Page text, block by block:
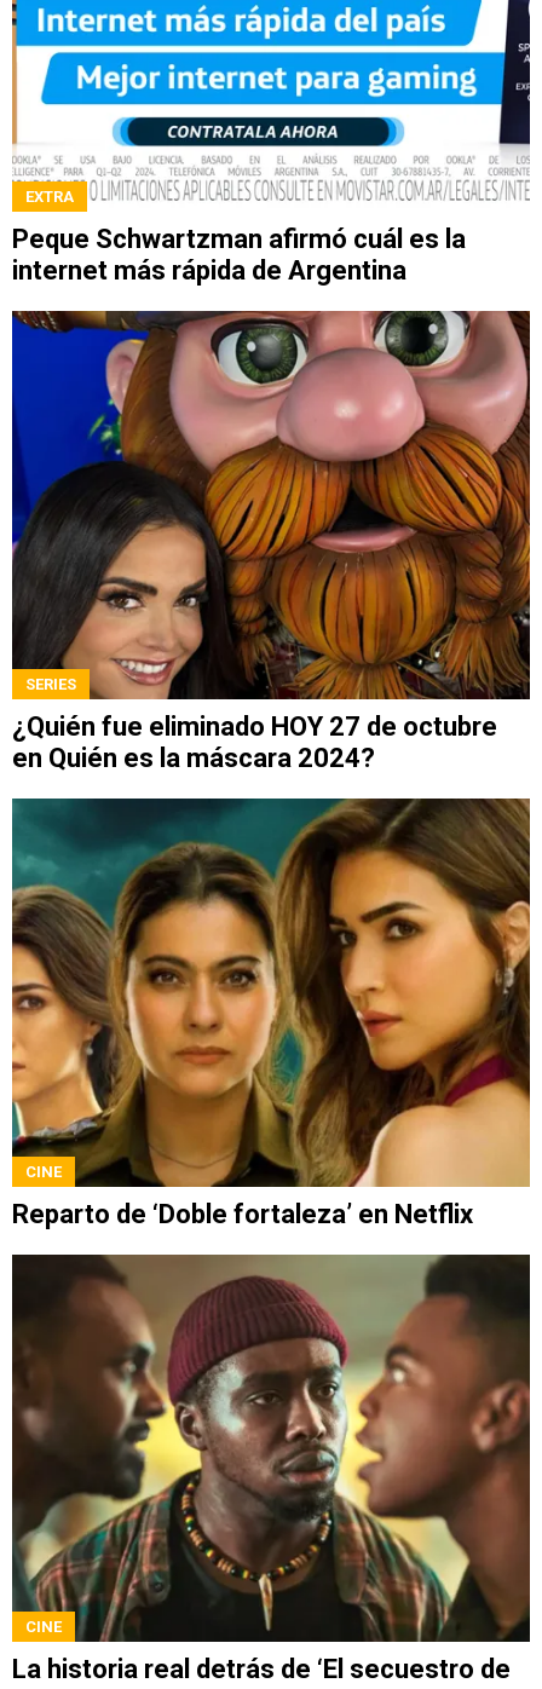
EXTRA
Peque Schwartzman afirmó cuál es la
internet más rápida de Argentina
SERIES
¿Quién fue eliminado HOY 27 de octubre
en Quién es la máscara 2024?
CINE
Reparto de ‘Doble fortaleza’ en Netflix
CINE
La historia real detrás de ‘El secuestro de